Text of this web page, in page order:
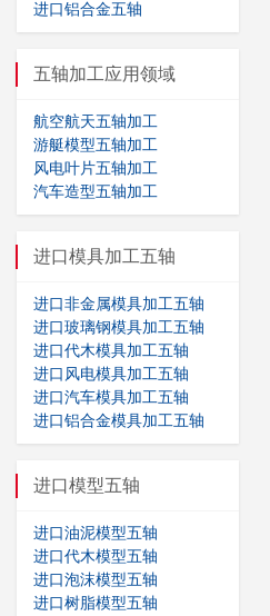
进口铝合金五轴
五轴加工应用领域
航空航天五轴加工
游艇模型五轴加工
风电叶片五轴加工
汽车造型五轴加工
进口模具加工五轴
进口非金属模具加工五轴
进口玻璃钢模具加工五轴
进口代木模具加工五轴
进口风电模具加工五轴
进口汽车模具加工五轴
进口铝合金模具加工五轴
进口模型五轴
进口油泥模型五轴
进口代木模型五轴
进口泡沫模型五轴
进口树脂模型五轴